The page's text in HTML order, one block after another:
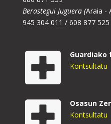
Berastegui Juguera (Araia -
945 304 011 / 608 877 525
Guardiako
Kontsultatu
Osasun
Kontsultatu